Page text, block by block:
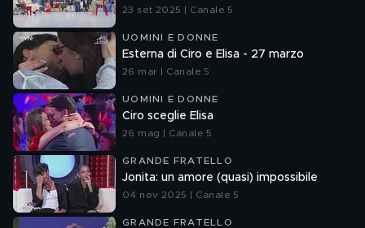
23 set 2025 | Canale 5
UOMINI E DONNE
Esterna di Ciro e Elisa - 27 marzo
26 mar | Canale 5
UOMINI E DONNE
Ciro sceglie Elisa
26 mag | Canale 5
GRANDE FRATELLO
Jonita: un amore (quasi) impossibile
04 nov 2025 | Canale 5
GRANDE FRATELLO